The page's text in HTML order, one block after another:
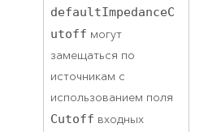
defaultImpedanceC
utoff могут
замещаться по
источникам с
использованием поля
Cutoff входных